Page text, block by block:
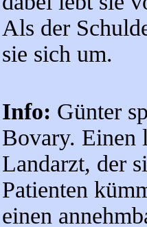
Als der
sie sich um.
Info: Günter
Bovary. Einen
Landarzt, der
Patienten
einen